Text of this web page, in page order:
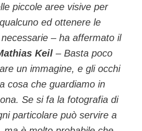
piccole aree visive per
ed ottenere le
– ha affermato il
Keil – Basta poco
un immagine, e gli occhi
cosa che guardiamo in
Se si fa la fotografia di
particolare può servire a